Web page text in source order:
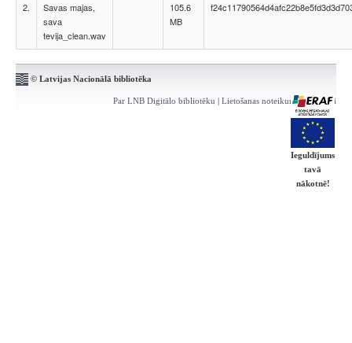
2.
Savas majas,
sava
tevija_clean.wav
105.6
MB
© Latvijas Nacionālā bibliotēka
Par LNB Digitālo bibliotēku | Lietošanas noteikumi | Kontakti
Ieguldījums
tavā
nākotnē!